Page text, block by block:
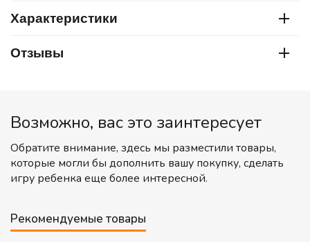
Характеристики
Отзывы
Возможно, вас это заинтересует
Обратите внимание, здесь мы разместили товары,
которые могли бы дополнить вашу покупку, сделать
игру ребенка еще более интересной.
Рекомендуемые товары